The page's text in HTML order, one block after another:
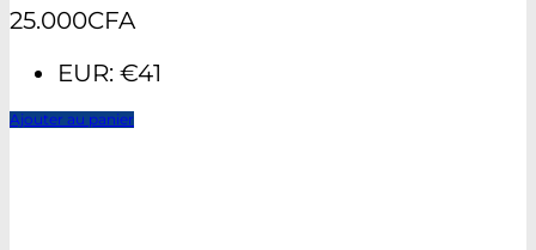
25.000CFA
EUR: €41
Ajouter au panier